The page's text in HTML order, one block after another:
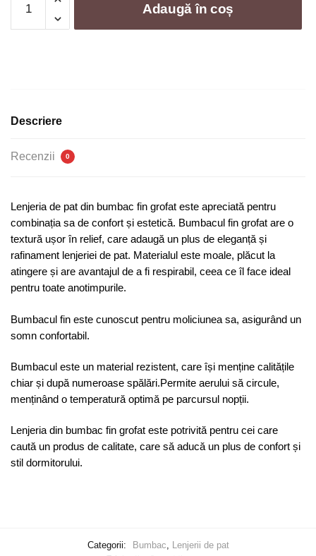
Lenjerie
de
-
Adaugă în coș
Descriere
Recenzii 0
Lenjeria de pat din bumbac fin grofat este apreciată pentru
combinația sa de confort și estetică. Bumbacul fin grofat are o
textură ușor în relief, care adaugă un plus de eleganță și
rafinament lenjeriei de pat. Materialul este moale, plăcut la
atingere și are avantajul de a fi respirabil, ceea ce îl face ideal
pentru toate anotimpurile.
Bumbacul fin este cunoscut pentru moliciunea sa, asigurând un
somn confortabil.
Bumbacul este un material rezistent, care își menține calitățile
chiar și după numeroase spălări.Permite aerului să circule,
menținând o temperatură optimă pe parcursul nopții.
Lenjeria din bumbac fin grofat este potrivită pentru cei care
caută un produs de calitate, care să aducă un plus de confort și
stil dormitorului.
Categorii: Bumbac
Lenjerii de pat